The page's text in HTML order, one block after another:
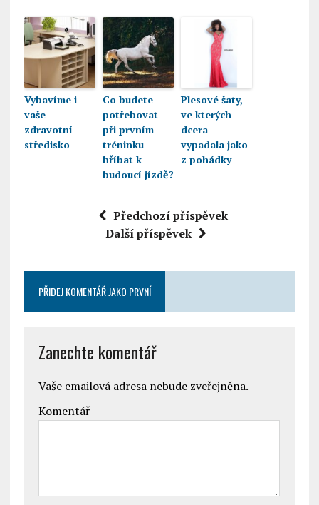
Vybavíme i
vaše
zdravotní
středisko
Co budete
potřebovat
při prvním
tréninku
hříbat k
budoucí jízdě?
Plesové šaty,
ve kterých
dcera
vypadala jako
z pohádky
Předchozí příspěvek
Další příspěvek
PŘIDEJ KOMENTÁŘ JAKO PRVNÍ
Zanechte komentář
Vaše emailová adresa nebude zveřejněna.
Komentář